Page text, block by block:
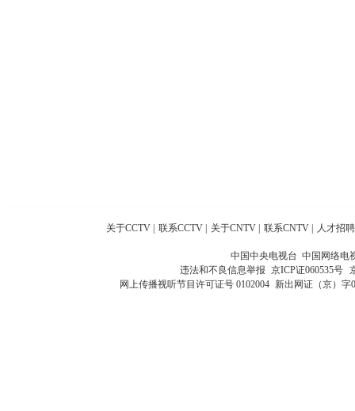
关于CCTV 联系CCTV 关于CNTV 联系CNTV 人才招聘
中国中央电视台 中国网络电
违法和不良信息举报 京ICP证060535号
网上传播视听节目许可证号 0102004 新出网证（京）